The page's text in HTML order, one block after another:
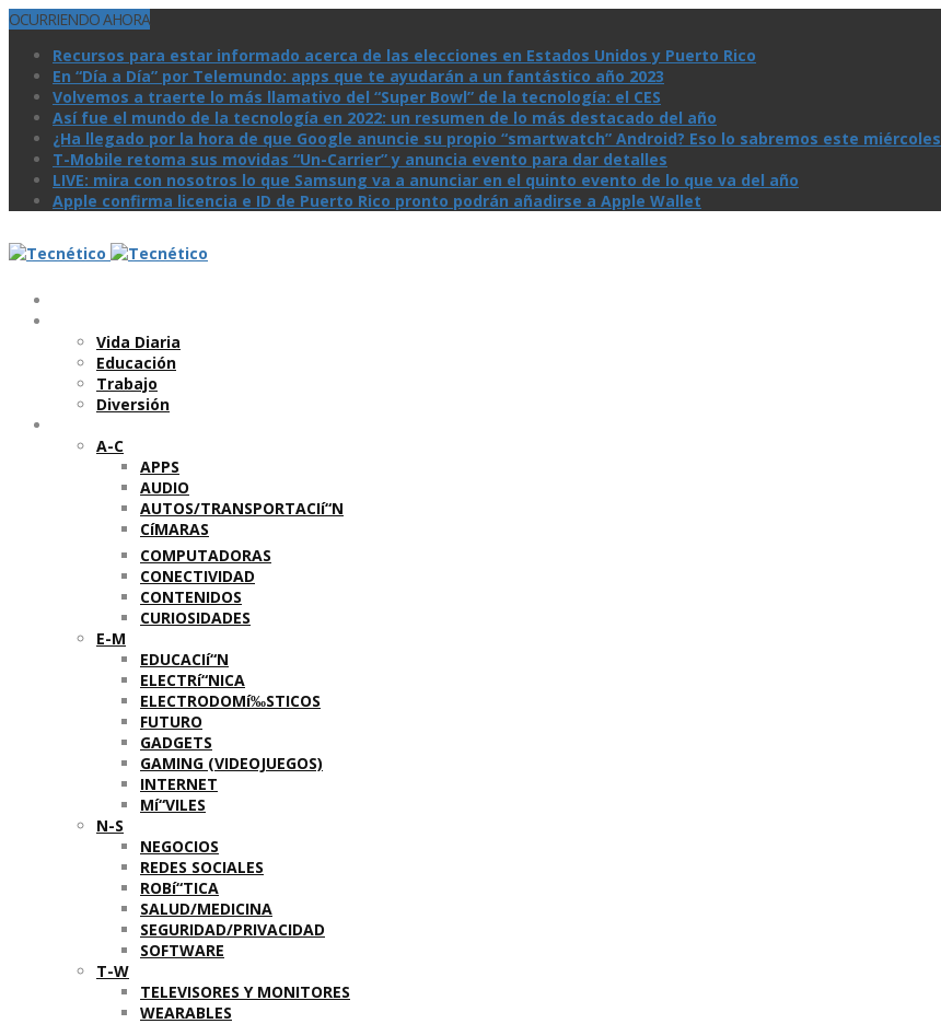
OCURRIENDO AHORA
Recursos para estar informado acerca de las elecciones en Estados Unidos y Puerto Rico
En “Día a Día” por Telemundo: apps que te ayudarán a un fantástico año 2023
Volvemos a traerte lo más llamativo del “Super Bowl” de la tecnologí­a: el CES
Así­ fue el mundo de la tecnologí­a en 2022: un resumen de lo más destacado del año
¿Ha llegado por la hora de que Google anuncie su propio “smartwatch” Android? Eso lo sabremos este miércoles
T-Mobile retoma sus movidas “Un-Carrier” y anuncia evento para dar detalles
LIVE: mira con nosotros lo que Samsung va a anunciar en el quinto evento de lo que va del año
Apple confirma licencia e ID de Puerto Rico pronto podrán añadirse a Apple Wallet
Vida Diaria
Educación
Trabajo
Diversión
A-C
APPS
AUDIO
AUTOS/TRANSPORTACIí“N
CíMARAS
COMPUTADORAS
CONECTIVIDAD
CONTENIDOS
CURIOSIDADES
E-M
EDUCACIí“N
ELECTRí“NICA
ELECTRODOMí‰STICOS
FUTURO
GADGETS
GAMING (VIDEOJUEGOS)
INTERNET
Mí“VILES
N-S
NEGOCIOS
REDES SOCIALES
ROBí“TICA
SALUD/MEDICINA
SEGURIDAD/PRIVACIDAD
SOFTWARE
T-W
TELEVISORES Y MONITORES
WEARABLES